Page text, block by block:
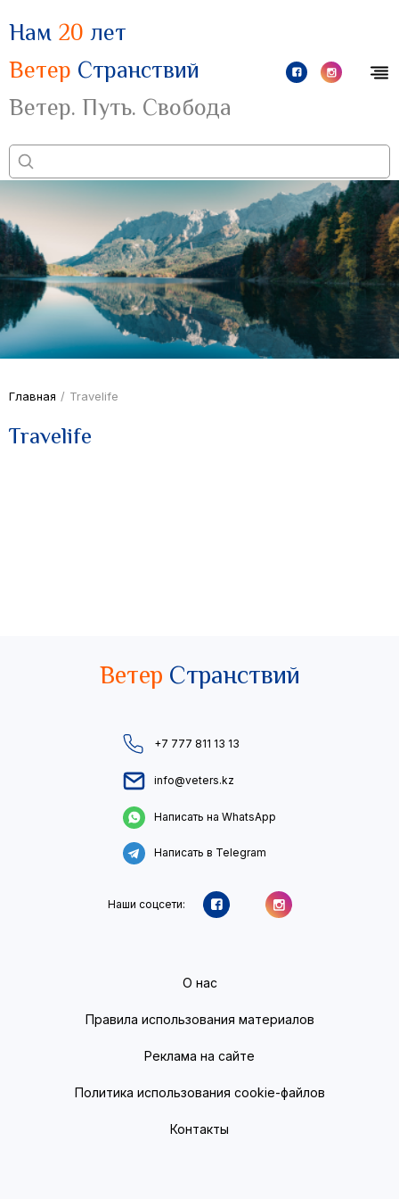
Нам 20 лет
Ветер Странствий
Ветер. Путь. Свобода
Главная / Travelife
Travelife
Ветер Странствий
+7 777 811 13 13
info@veters.kz
Написать на WhatsApp
Написать в Telegram
Наши соцсети:
О нас
Правила использования материалов
Реклама на сайте
Политика использования cookie-файлов
Контакты